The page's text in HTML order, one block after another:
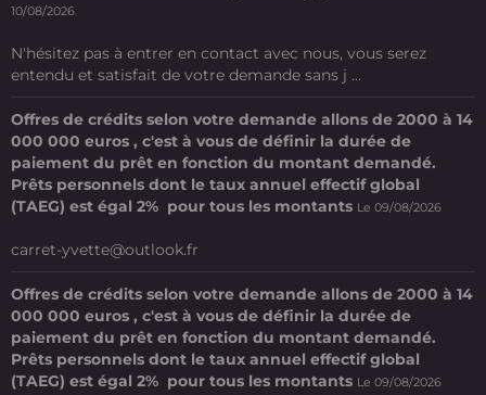
10/08/2026
N'hésitez pas à entrer en contact avec nous, vous serez
entendu et satisfait de votre demande sans j ...
Offres de crédits selon votre demande allons de 2000 à 14
000 000 euros , c'est à vous de définir la durée de
paiement du prêt en fonction du montant demandé.
Prêts personnels dont le taux annuel effectif global
(TAEG) est égal 2% pour tous les montants Le 09/08/2026
carret-yvette@outlook.fr
Offres de crédits selon votre demande allons de 2000 à 14
000 000 euros , c'est à vous de définir la durée de
paiement du prêt en fonction du montant demandé.
Prêts personnels dont le taux annuel effectif global
(TAEG) est égal 2% pour tous les montants Le 09/08/2026